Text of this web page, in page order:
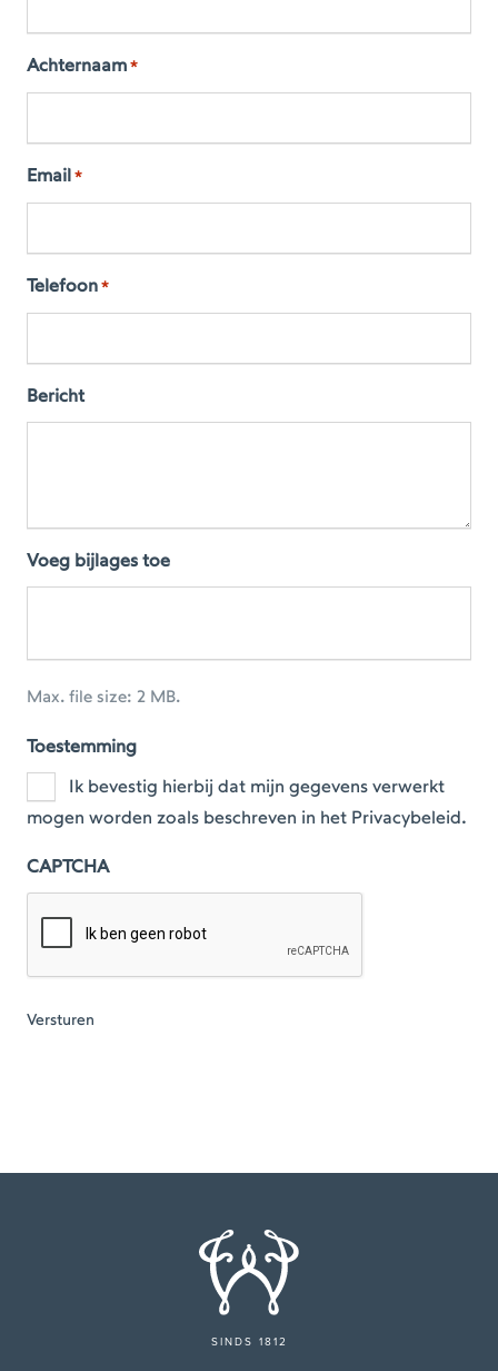
Achternaam *
Email *
Telefoon *
Bericht
Voeg bijlages toe
Max. file size: 2 MB.
Toestemming
Ik bevestig hierbij dat mijn gegevens verwerkt
mogen worden zoals beschreven in het Privacybeleid.
CAPTCHA
SINDS 1812